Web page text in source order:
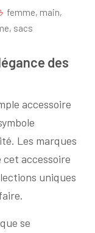
femme, main,
, sacs
des
accessoire
Les marques
cet accessoire
uniques
se